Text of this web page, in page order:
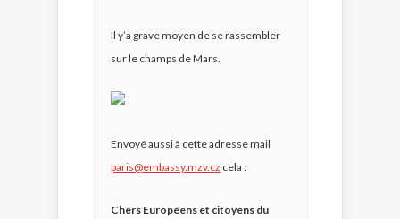
Il y’a grave moyen de se rassembler
sur le champs de Mars.
Envoyé aussi à cette adresse mail
paris@embassy.mzv.cz cela :
Chers Européens et citoyens du